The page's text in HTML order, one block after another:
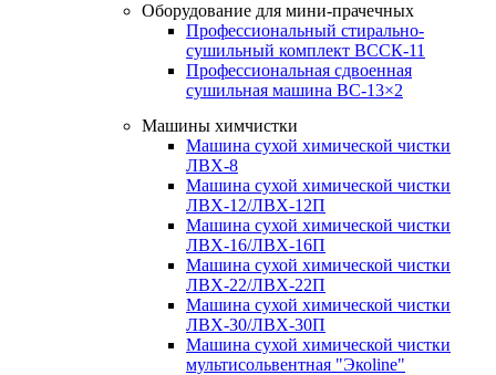
Оборудование для мини-прачечных
Профессиональный стирально-
сушильный комплект ВССК-11
Профессиональная сдвоенная
сушильная машина ВС-13×2
Машины химчистки
Машина сухой химической чистки
ЛВХ-8
Машина сухой химической чистки
ЛВХ-12/ЛВХ-12П
Машина сухой химической чистки
ЛВХ-16/ЛВХ-16П
Машина сухой химической чистки
ЛВХ-22/ЛВХ-22П
Машина сухой химической чистки
ЛВХ-30/ЛВХ-30П
Машина сухой химической чистки
мультисольвентная "Экоline"